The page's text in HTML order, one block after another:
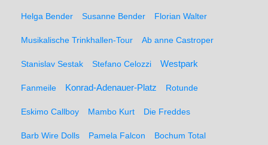
Helga Bender Susanne Bender Florian Walter
Musikalische Trinkhallen-Tour Ab anne Castroper
Stanislav Sestak Stefano Celozzi Westpark
Fanmeile Konrad-Adenauer-Platz Rotunde
Eskimo Callboy Mambo Kurt Die Freddes
Barb Wire Dolls Pamela Falcon Bochum Total